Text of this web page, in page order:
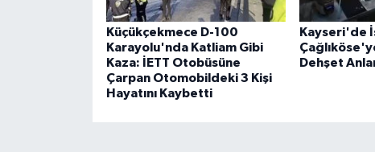
Küçükçekmece D-100
Karayolu'nda Katliam Gibi
Kaza: İETT Otobüsüne
Çarpan Otomobildeki 3 Kişi
Hayatını Kaybetti
Kayseri'de
Dehşet